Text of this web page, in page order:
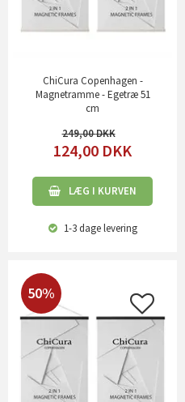
ChiCura Copenhagen -
Magnetramme - Egetræ 51
cm
249,00
124,00 DKK
LÆG I KURVEN
1-3 dagelevering
50%